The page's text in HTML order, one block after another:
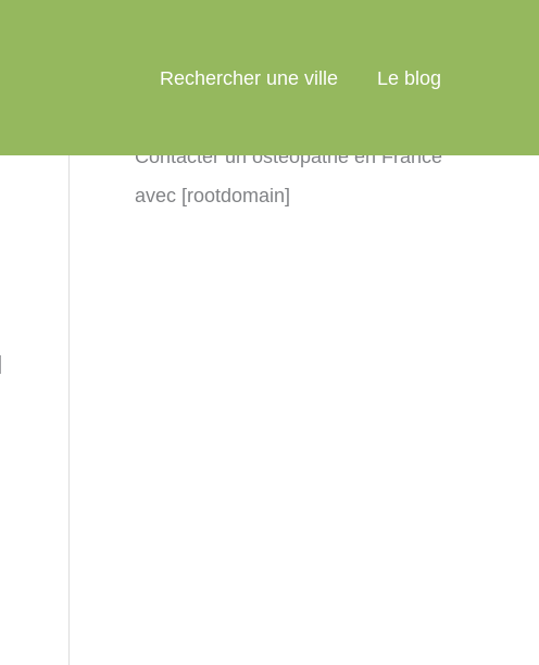
Rechercher une ville Le blog
Contacter un ostéopathe en France
avec [rootdomain]